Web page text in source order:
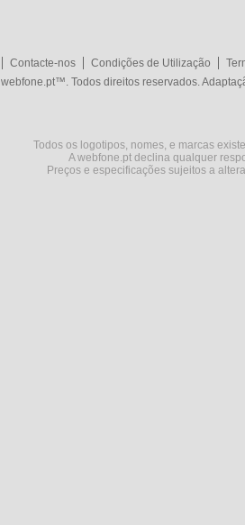
Contacte-nos Condições de Utilização
webfone.pt™. Todos direitos reservados.
Todos os logotipos, nomes, e marcas
A webfone.pt declina qualquer
Preços e especificações sujeitos a